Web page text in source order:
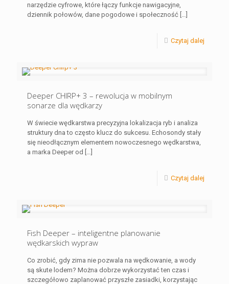
narzędzie cyfrowe, które łączy funkcje nawigacyjne,
dziennik połowów, dane pogodowe i społeczność […]
Czytaj dalej
Deeper CHIRP+ 3 – rewolucja w mobilnym
sonarze dla wędkarzy
W świecie wędkarstwa precyzyjna lokalizacja ryb i analiza
struktury dna to często klucz do sukcesu. Echosondy stały
się nieodłącznym elementem nowoczesnego wędkarstwa,
a marka Deeper od […]
Czytaj dalej
Fish Deeper – inteligentne planowanie
wędkarskich wypraw
Co zrobić, gdy zima nie pozwala na wędkowanie, a wody
są skute lodem? Można dobrze wykorzystać ten czas i
szczegółowo zaplanować przyszłe zasiadki, korzystając